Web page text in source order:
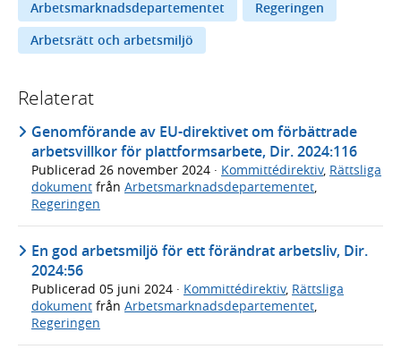
Arbetsmarknadsdepartementet
Regeringen
Arbetsrätt och arbetsmiljö
Relaterat
Genomförande av EU-direktivet om förbättrade
arbetsvillkor för plattformsarbete, Dir. 2024:116
Publicerad 26 november 2024 · Kommittédirektiv, Rättsliga
dokument från Arbetsmarknadsdepartementet,
Regeringen
En god arbetsmiljö för ett förändrat arbetsliv, Dir.
2024:56
Publicerad 05 juni 2024 · Kommittédirektiv, Rättsliga
dokument från Arbetsmarknadsdepartementet
Regeringen